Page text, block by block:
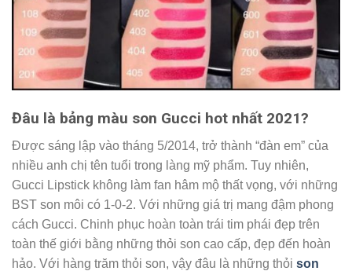
Đâu là bảng màu son Gucci hot nhất 2021?
Được sáng lập vào tháng 5/2014, trở thành “đàn em” của
nhiều anh chị tên tuổi trong làng mỹ phẩm. Tuy nhiên,
Gucci Lipstick không làm fan hâm mộ thất vọng, với những
BST son môi có 1-0-2. Với những giá trị mang đậm phong
cách Gucci. Chinh phục hoàn toàn trái tim phái đẹp trên
toàn thế giới bằng những thỏi son cao cấp, đẹp đến hoàn
hảo. Với hàng trăm thỏi son, vậy đâu là những thỏi son